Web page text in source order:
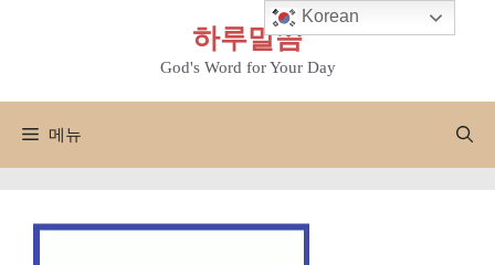
하루말씀
God's Word for Your Day
메뉴
Korean